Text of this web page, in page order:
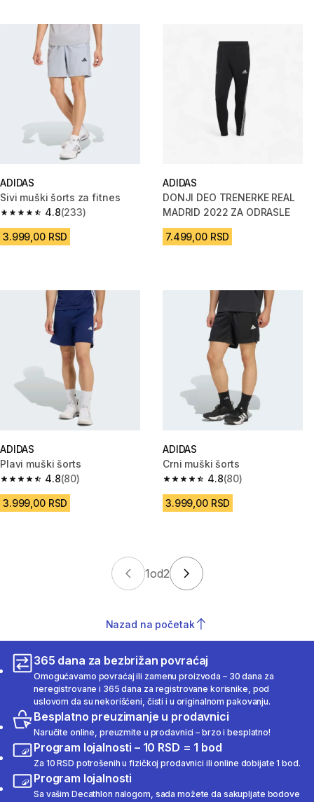
ADIDAS
Sivi muški šorts za fitnes
4.8
4.8 od 5 zvezdica from 233 Recenzije
(233)
3.999,00 RSD
ADIDAS
DONJI DEO TRENERKE REAL
MADRID 2022 ZA ODRASLE
7.499,00 RSD
ADIDAS
Plavi muški šorts
4.8
4.8 od 5 zvezdica from 80 Recenzije
(80)
3.999,00 RSD
ADIDAS
Crni muški šorts
4.8
4.8 od 5 zvezdica from 80
(80)
3.999,00 RSD
1od2
Nazad na početak
365 dana za bezbrižan povraćaj
Omogućavamo povraćaj ili zamenu proizvoda – 30 dana za
neregistrovane i 365 dana za registrovane korisnike, pod
uslovom da su nekorišćeni, čisti i u originalnom pakovanju.
Besplatno preuzimanje u prodavnici
Naručite online, preuzmite u prodavnici – brzo i besplatno!
Program lojalnosti – 10 RSD = 1 bod
Za 10 RSD potrošenih u fizičkoj prodavnici ili online dobijate 1 bod.
Program lojalnosti
Sa vašim Decathlon nalogom, sada možete da sakupljate bodove